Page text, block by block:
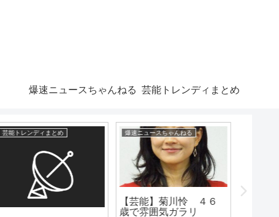
爆速ニュースちゃんねる 芸能トレンディまとめ
爆速ニュースちゃんねる
【芸能】菊川怜 ４６
漫画まとめ速報